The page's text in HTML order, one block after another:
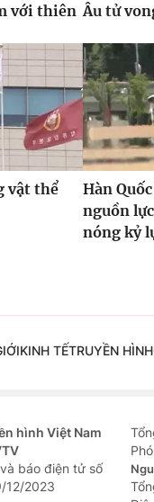
với thiên Âu tử
vật thể
Hàn
nguồn
nóng kỷ
KINH TẾTRUYỀN HÌNH
hình Việt Nam
báo điện tử số
12/2023